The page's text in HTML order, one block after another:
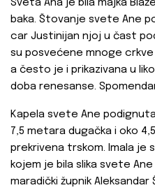
Sveta Ana je bila majka
baka. Štovanje svete Ane
car Justinijan njoj u čast
su posvećene mnoge
a često je i prikazivana u
doba renesanse.
Kapela svete Ane
7,5 metara dugačka i oko
prekrivena trskom. Imala je
kojem je bila slika svete Ane
maradički župnik Aleksandar